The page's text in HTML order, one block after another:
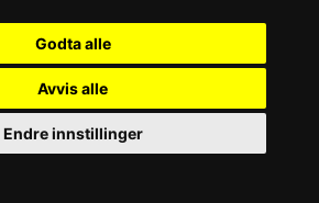
Godta alle
Avvis alle
Endre innstillinger